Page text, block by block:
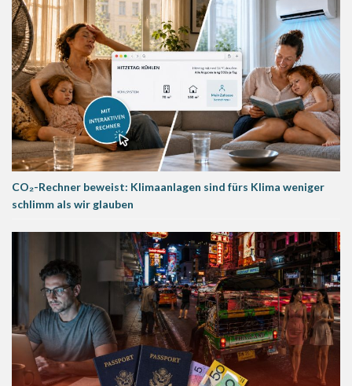
CO₂-Rechner beweist: Klimaanlagen sind fürs Klima weniger
schlimm als wir glauben